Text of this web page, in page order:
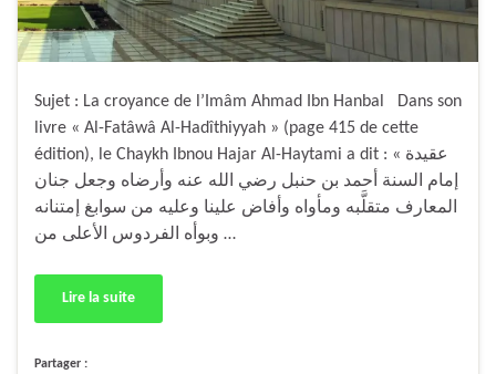
Sujet : La croyance de l’Imâm Ahmad Ibn Hanbal Dans son
livre « Al-Fatâwâ Al-Hadîthiyyah » (page 415 de cette
édition), le Chaykh Ibnou Hajar Al-Haytami a dit : « عقيدة
إمام السنة أحمد بن حنبل رضي الله عنه وأرضاه وجعل جنان
المعارف متقلَّبه ومأواه وأفاض علينا وعليه من سوابغ إمتنانه
وبوأه الفردوس الأعلى من …
Lire la suite
Partager :